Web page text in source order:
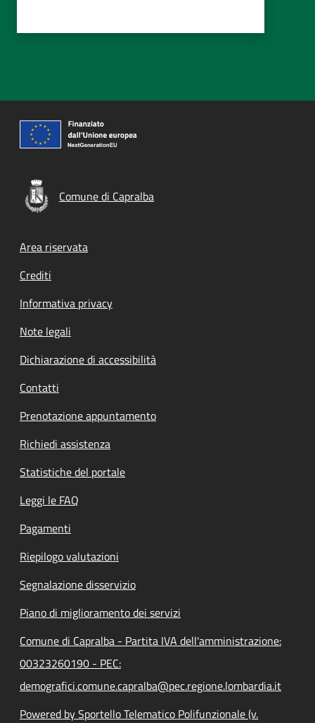
Comune di Capralba
Footer menu
Area riservata
Crediti
Informativa privacy
Note legali
Dichiarazione di accessibilità
Contatti
Prenotazione appuntamento
Richiedi assistenza
Statistiche del portale
Leggi le FAQ
Pagamenti
Riepilogo valutazioni
Segnalazione disservizio
Piano di miglioramento dei servizi
Comune di Capralba - Partita IVA dell'amministrazione:
00323260190 - PEC:
demografici.comune.capralba@pec.regione.lombardia.it
Powered by Sportello Telematico Polifunzionale (v.